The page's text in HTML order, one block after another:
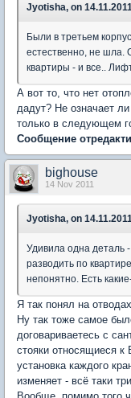
Jyotisha, on
Были в третьем
естественно, не шла.
квартиры - и все..
А вот то, что нет
дадут? Не означает
только в следующем
Сообщение
bighouse
14 Nov 2011
Jyotisha, on
Удивила одна деталь
разводить по
непонятно. Есть
Я так понял на
Ну так тоже самое
договариваетесь с
стояки относящиеся
установка каждого
изменяет - всё таки